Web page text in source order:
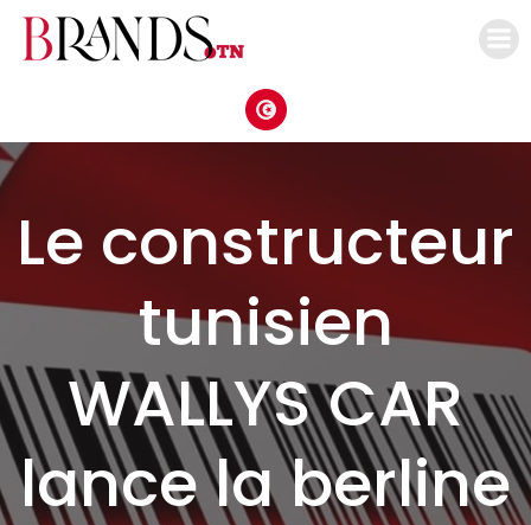
Le constructeur
tunisien
WALLYS CAR
lance la berline